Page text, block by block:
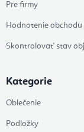
Pre firmy
Hodnotenie obchodu
Skontrolovať stav
Kategorie
Oblečenie
Podložky